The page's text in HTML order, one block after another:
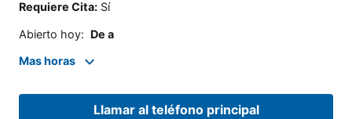
Requiere Cita: Sí
Abierto hoy: De a
Mas horas
Llamar al teléfono principal